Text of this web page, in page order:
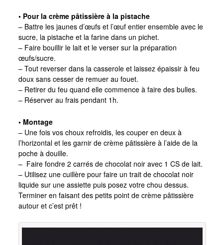
• Pour la crème pâtissière à la pistache
– Battre les jaunes d’œufs et l’œuf entier ensemble avec le
sucre, la pistache et la farine dans un pichet.
– Faire bouillir le lait et le verser sur la préparation
œufs/sucre.
– Tout reverser dans la casserole et laissez épaissir à feu
doux sans cesser de remuer au fouet.
– Retirer du feu quand elle commence à faire des bulles.
– Réserver au frais pendant 1h.
• Montage
– Une fois vos choux refroidis, les couper en deux à
l’horizontal et les garnir de crème pâtissière à l’aide de la
poche à douille.
– Faire fondre 2 carrés de chocolat noir avec 1 CS de lait.
– Utilisez une cuillère pour faire un trait de chocolat noir
liquide sur une assiette puis posez votre chou dessus.
Terminer en faisant des petits point de crème pâtissière
autour et c’est prêt !